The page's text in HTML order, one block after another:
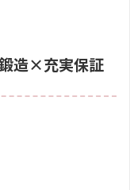
造×充実保証